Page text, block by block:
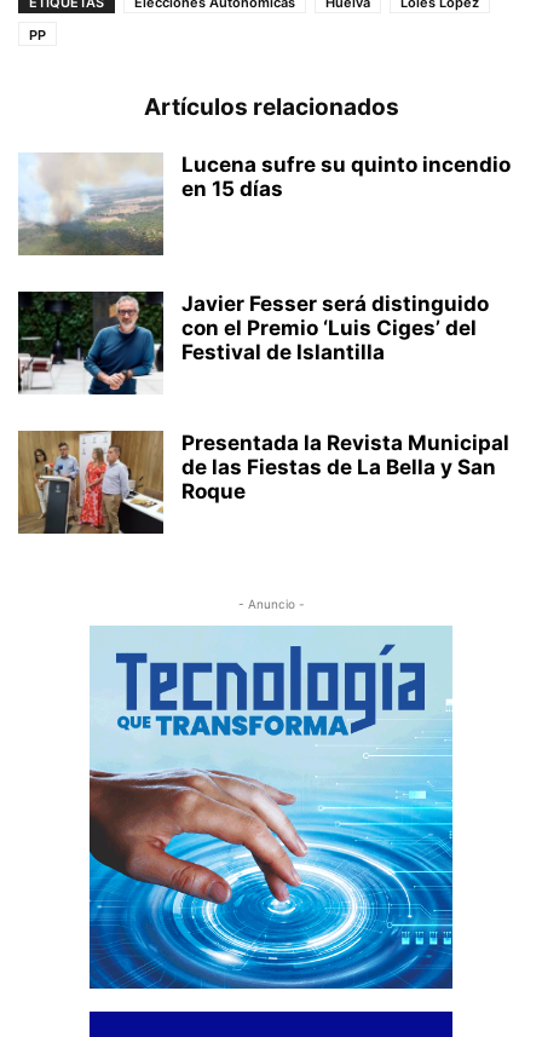
PP
Artículos relacionados
Lucena sufre su quinto incendio
en 15 días
Javier Fesser será distinguido
con el Premio ‘Luis Ciges’ del
Festival de Islantilla
Presentada la Revista Municipal
de las Fiestas de La Bella y San
Roque
- Anuncio -